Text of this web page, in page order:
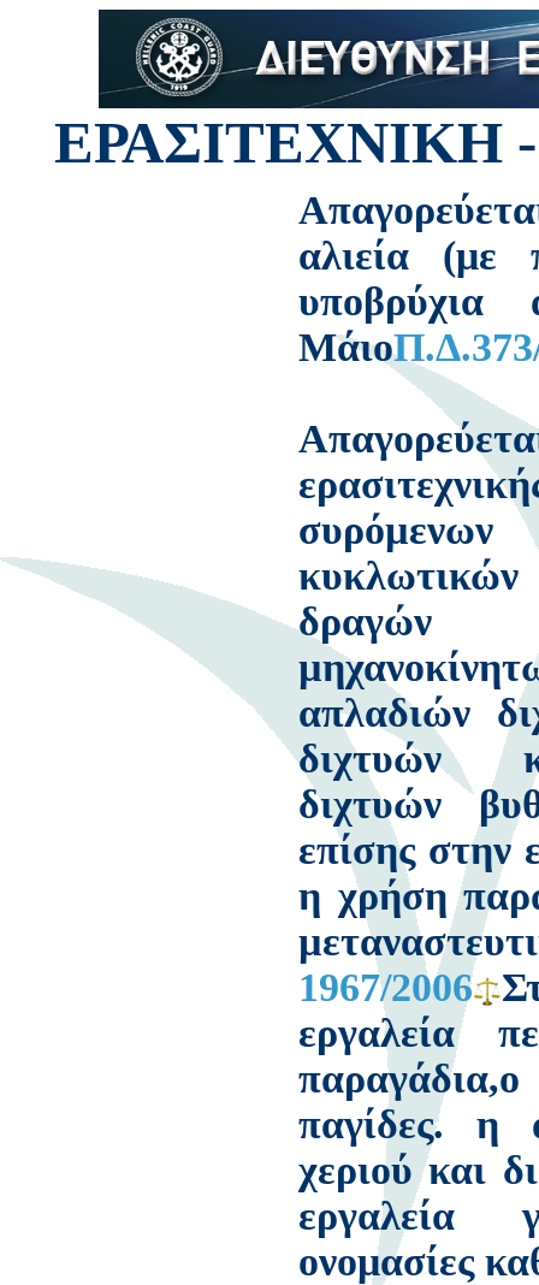
ΕΡΑΣΙΤΕΧΝΙΚΗ
αλιεία (με
υποβρύχια
Μάιο
απλαδιών
διχτυών
διχτυών
επίσης στην
η χρήση
1967/2006
εργαλεία
παγίδες. η
χεριού και
ονομασίες